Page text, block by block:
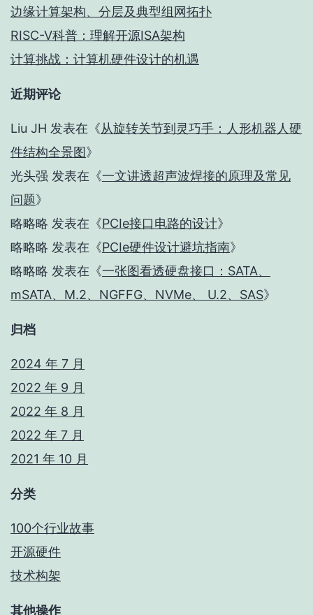
边缘计算架构、分层及典型组网拓扑
RISC-V科普：理解开源ISA架构
计算挑战：计算机硬件设计的机遇
近期评论
Liu JH 发表在《从旋转关节到灵巧手：人形机器人硬
件结构全景图》
光头强 发表在《一文讲透超声波焊接的原理及常见
问题》
略略略 发表在《PCIe接口电路的设计》
略略略 发表在《PCIe硬件设计避坑指南》
略略略 发表在《一张图看透硬盘接口：SATA、
mSATA、M.2、NGFFG、NVMe、 U.2、SAS》
归档
2024 年 7 月
2022 年 9 月
2022 年 8 月
2022 年 7 月
2021 年 10 月
分类
100个行业故事
开源硬件
技术构架
其他操作